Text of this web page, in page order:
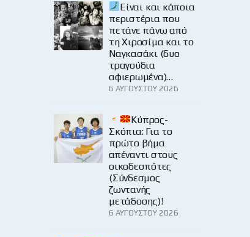
Είναι και κάποια
περιστέρια που
πετάνε πάνω από
τη Χιροσίμα και το
Ναγκασάκι (δυο
τραγούδια
αφιερωμένα)…
6 ΑΥΓΟΎΣΤΟΥ 2026
Κύπρος-
Σκόπια: Για το
πρώτο βήμα
απέναντι στους
οικοδεσπότες
(Σύνδεσμος
ζωντανής
μετάδοσης)!
6 ΑΥΓΟΎΣΤΟΥ 2026